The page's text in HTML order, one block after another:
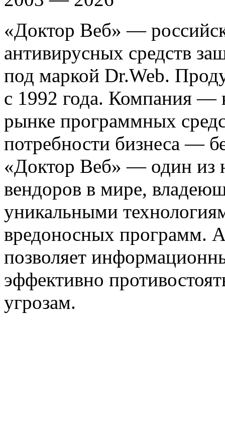
«Доктор Веб» —
антивирусных средств
под маркой Dr.Web.
с 1992 года. Компания —
рынке программных
потребности бизнеса —
«Доктор Веб» — один из
вендоров в мире,
уникальными
вредоносных программ.
позволяет
эффективно
угрозам.